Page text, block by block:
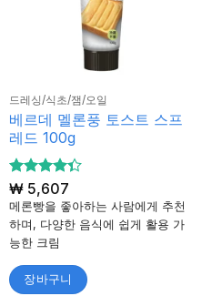
드레싱/식초/잼/오일
베르데 멜론풍 토스트 스프
레드 100g
5 중에서
4.33로
평가됨
₩5,607
메론빵을 좋아하는 사람에게 추천
하며, 다양한 음식에 쉽게 활용 가
능한 크림
장바구니